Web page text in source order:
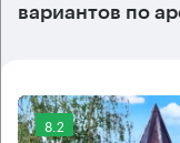
вариантов по
8.2